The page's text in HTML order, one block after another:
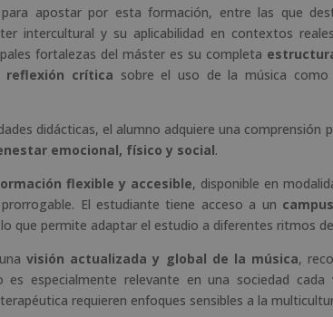
apostar por esta formación, entre las que
intercultural y su aplicabilidad en contextos
fortalezas del máster es su completa
reflexión crítica sobre el uso de la música
didácticas, el alumno adquiere una comprensión
emocional, físico y social.
flexible y accesible, disponible en
El estudiante tiene acceso a un
que permite adaptar el estudio a diferentes ritmos
visión actualizada y global de la música,
es especialmente relevante en una sociedad
requieren enfoques sensibles a la